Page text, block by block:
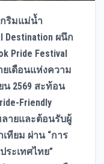
ริมแม่น้ำ
Destination ผนึก
Pride Festival
เดือนแห่งความ
2569 สะท้อน
Friendly
ายและต้อนรับผู้
ทียม ผ่าน “การ
ะเทศไทย”